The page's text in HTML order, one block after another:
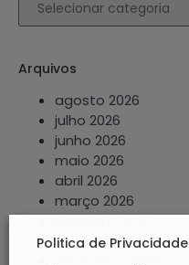
Arquivos
agosto 2026
julho 2026
junho 2026
maio 2026
abril 2026
março 2026
fevereiro 2026
janeiro 2026
Politica de Privacidade